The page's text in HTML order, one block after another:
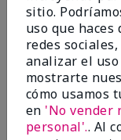
Yeh! I
EnviadoHace 4
porChar
sitio.
uso que
redes
analizar el
mostrarte
cómo usamos
en 'No vender
personal'.. Al